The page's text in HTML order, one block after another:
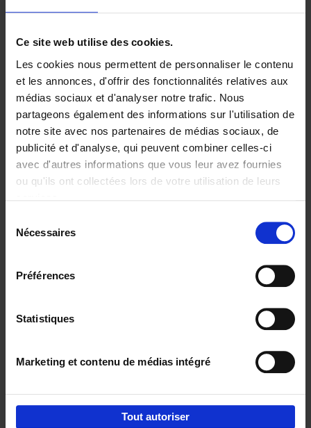
Ce site web utilise des cookies.
Les cookies nous permettent de personnaliser le contenu
et les annonces, d'offrir des fonctionnalités relatives aux
médias sociaux et d'analyser notre trafic. Nous
partageons également des informations sur l'utilisation de
notre site avec nos partenaires de médias sociaux, de
publicité et d'analyse, qui peuvent combiner celles-ci
avec d'autres informations que vous leur avez fournies
ou qu'ils ont collectées lors de votre utilisation de leurs
Nécessaires
Préférences
Statistiques
Marketing et contenu de médias intégré
Tout autoriser
Building Bonds = Building
Business
Jochen Roef Jozefien De Feyter
Carolien Boom
Couverture souple
2025 200
€29,99
Digital marketing like a PRO -
completely revised edition (EN)